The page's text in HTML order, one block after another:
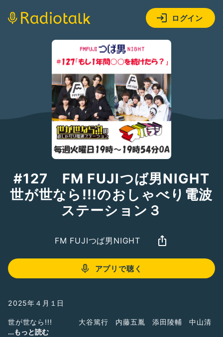
ログイン
#127 FM FUJIつば男NIGHT
世が世なら!!!のおしゃべり電波
ステーション３
FM FUJIつば男NIGHT
アプリで聴く
2025年４月１日
世が世なら!!! 大谷篤行 内藤五胤 添田陵輔 中山清
太郎 橋爪優真
...もっと読む